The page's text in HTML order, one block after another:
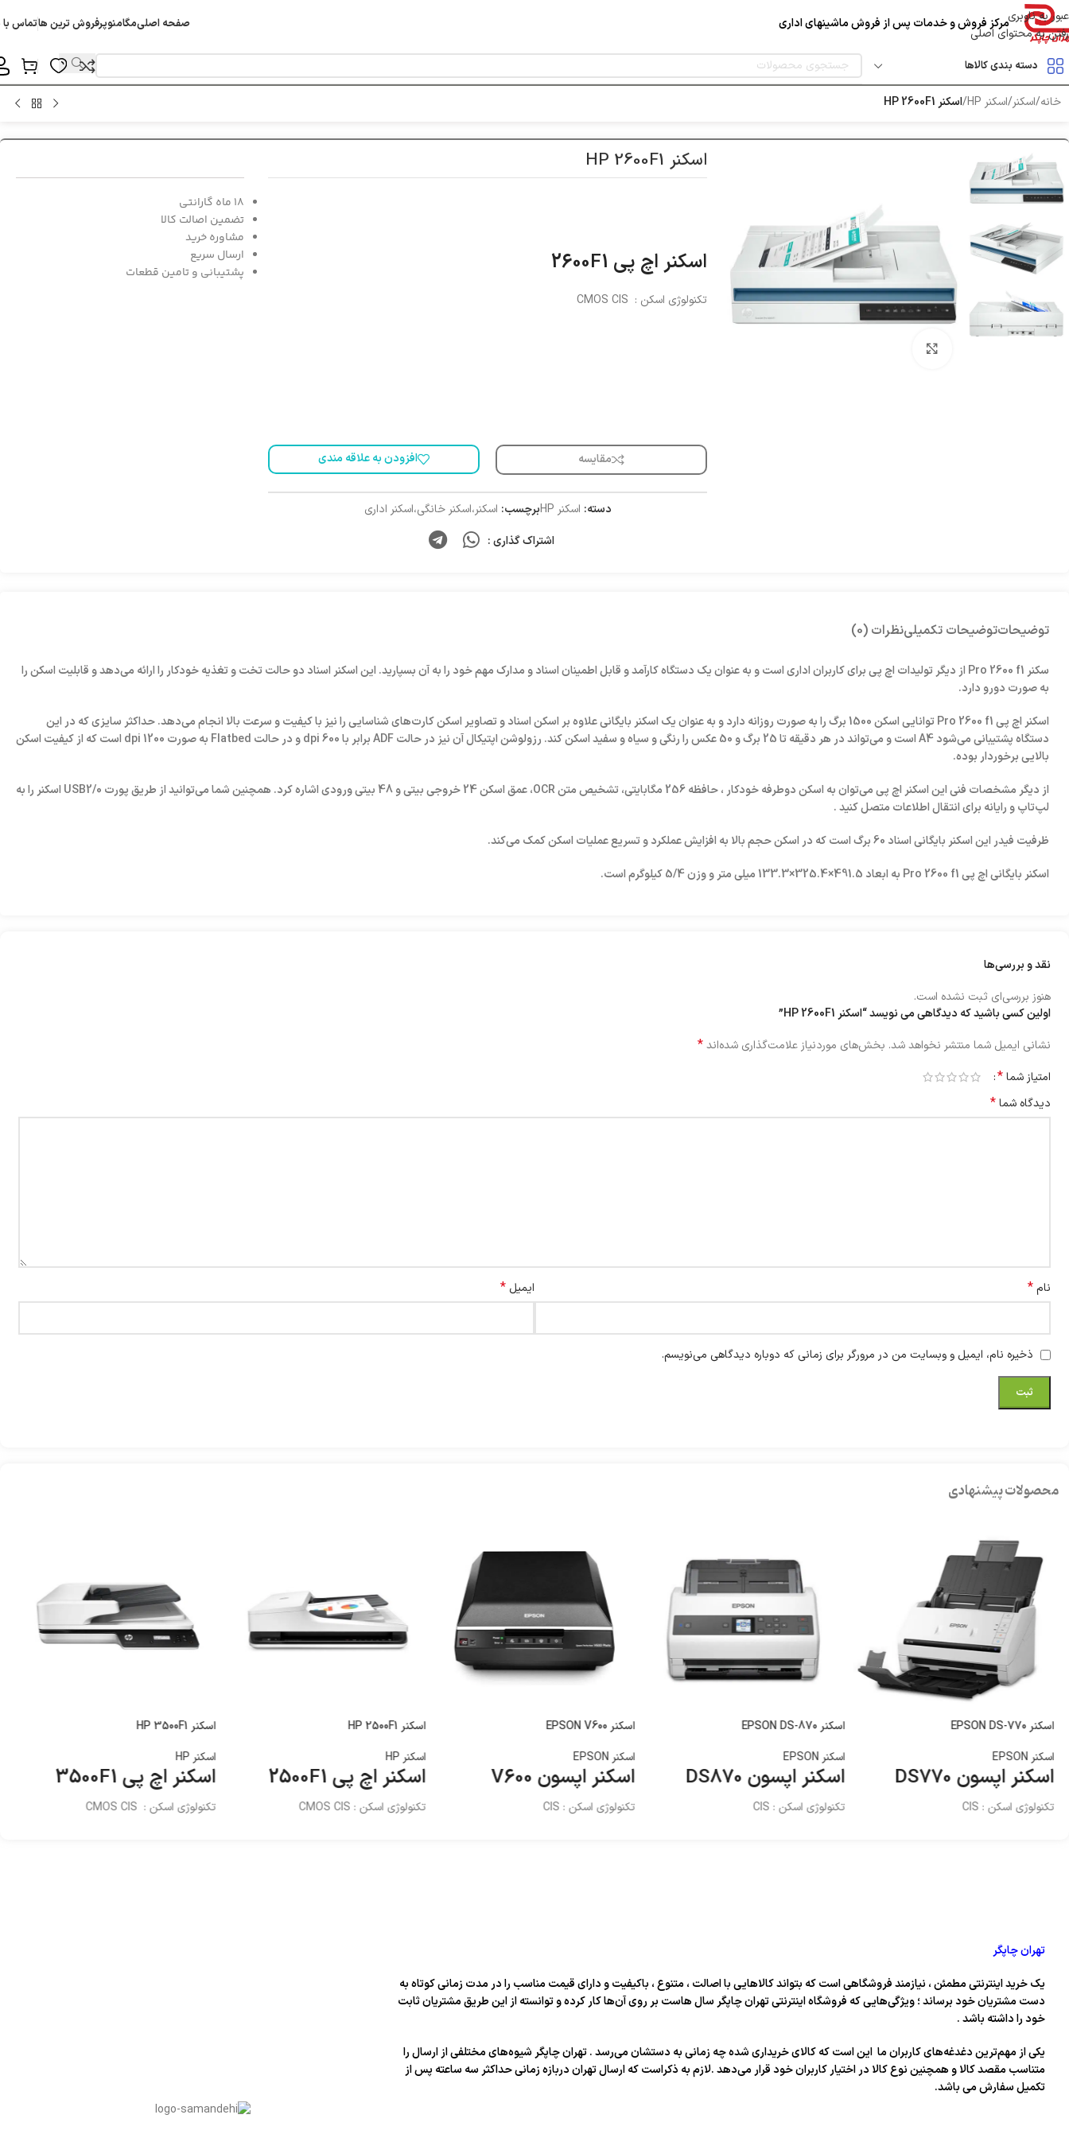
عبور به ناوبری
رفتن به محتوای اصلی
مرکز فروش و خدمات پس از فروش ماشینهای اداری
صفحه اصلیمگامنوپرفروش ترین هاتماس با
دسته بندی کالاها
خانه/اسکنر/اسکنر HP /اسکنر HP 2600F1
اسکنر HP 2600F1
اسکنر اچ پی 2600F1
تکنولوژی اسکن : CMOS CIS
مقایسه افزودن به علاقه مندی
دسته: اسکنر HP برچسب: اسکنر،اسکنر خانگی،اسکنر اداری
اشتراک گذاری :
18 ماه گارانتی
تضمین اصالت کالا
مشاوره خرید
ارسال سریع
پشتیبانی و تامین قطعات
توضیحاتتوضیحات تکمیلینظرات (0)
سکنر Pro 2600 f1 از دیگر تولیدات اچ پی برای کاربران اداری است و به عنوان یک دستگاه کارآمد و قابل اطمینان اسناد و مدارک مهم خود را به آن بسپارید. این اسکنر اسناد ﺩﻭ ﺣﺎﻟﺖ ﺗﺨﺖ ﻭ ﺗﻐﺬﯾﻪ ﺧﻮﺩﮐﺎﺭ ﺭﺍ ﺍﺭﺍﺋﻪ ﻣﯽﺩﻫﺪ و قابلیت اسکن را
به صورت دورو دارد.
اسکنر اچ پی Pro 2600 f1 توانایی اسکن 1500 برگ را به صورت روزانه دارد و به‌ عنوان یک اسکنر بایگانی علاوه بر اسکن اسناد و تصاویر اسکن کارت‌های شناسایی را نیز با کیفیت و سرعت بالا انجام می‌دهد. حداکثر سایزی که در این
دستگاه پشتیبانی می‌شود A4 است و می‌تواند در هر دقیقه تا 25 برگ و 50 عکس را رنگی و سیاه و سفید اسکن کند. رزولوشن اپتیکال آن نیز در حالت ADF برابر با 600 dpi و در حالت Flatbed به صورت 1200 dpi است که از کیفیت اسکن
بالایی برخوردار بوده.
از دیگر مشخصات فنی این اسکنر اچ پی می‌توان به اسکن دوطرفه خودکار ، حافظه 256 مگابایتی، تشخیص متن OCR، عمق اسکن 24 خروجی بیتی و 48 بیتی ورودی اشاره کرد. همچنین شما می‌توانید از طریق پورت USB2/0 اسکنر را به
لپ‌تاپ و رایانه برای انتقال اطلاعات متصل کنید .
ظرفیت فیدر این اسکنر بایگانی اسناد 60 برگ است که در اسکن‌ حجم بالا به افزایش عملکرد و تسریع عملیات اسکن کمک می‌کند.
اسکنر بایگانی اچ پی Pro 2600 f1 به ابعاد 491.5×325.4×133.3 میلی متر و وزن 5/4 کیلوگرم است.
نقد و بررسی‌ها
هنوز بررسی‌ای ثبت نشده است.
اولین کسی باشید که دیدگاهی می نویسد “اسکنر HP 2600F1”
نشانی ایمیل شما منتشر نخواهد شد. بخش‌های موردنیاز علامت‌گذاری شده‌اند*
امتیاز شما*
دیدگاه شما*
نام* ایمیل *
ذخیره نام، ایمیل و وبسایت من در مرورگر برای زمانی که دوباره دیدگاهی می‌نویسم.
محصولات پیشنهادی
اسکنر EPSON DS-770
اسکنر EPSON
اسکنر اپسون DS770
تکنولوژی اسکن : CIS
اسکنر EPSON DS-870
اسکنر EPSON
اسکنر اپسون DS870
تکنولوژی اسکن : CIS
اسکنر EPSON V600
اسکنر EPSON
اسکنر اپسون V600
تکنولوژی اسکن : CIS
اسکنر HP 2500F1
اسکنر HP
اسکنر اچ پی 2500F1
تکنولوژی اسکن : CMOS CIS
اسکنر HP 3500F1
اسکنر HP
اسکنر اچ پی 3500F1
تکنولوژی اسکن : CMOS CIS
تهران چاپگر
یک خرید اینترنتی مطمئن ، نیازمند فروشگاهی است که بتواند کالاهایی با اصالت ، متنوع ، باکیفیت و دارای قیمت مناسب را در مدت زمانی کوتاه به
دست مشتریان خود برساند ؛ ویژگی‌هایی که فروشگاه اینترنتی تهران چاپگر سال‌ هاست بر روی آن‌ها کار کرده و توانسته از این طریق مشتریان ثابت
خود را داشته باشد .
یکی از مهم‌ترین دغدغه‌های کاربران ما این است که کالای خریداری شده چه زمانی به دستشان می‌رسد . تهران چاپگر شیوه‌های مختلفی از ارسال را
متناسب مقصد کالا و همچنین نوع کالا در اختیار کاربران خود قرار می‌دهد .لازم به ذکراست که ارسال تهران دربازه زمانی حداکثر سه ساعته پس از
تکمیل سفارش می باشد.